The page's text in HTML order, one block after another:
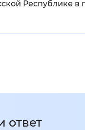
Республике в
ответ